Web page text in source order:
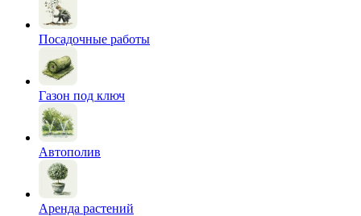
Посадочные работы
Газон под ключ
Автополив
Аренда растений